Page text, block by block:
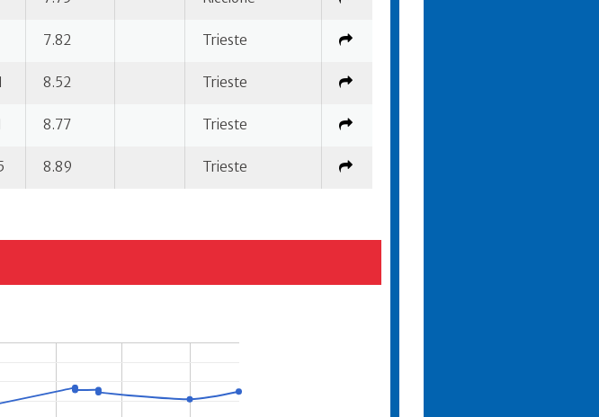
7.82 Trieste
8.52 Trieste
8.77 Trieste
8.89 Trieste